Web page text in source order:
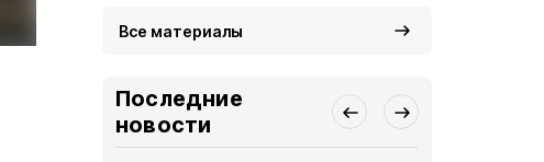
Все материалы
Последние
новости